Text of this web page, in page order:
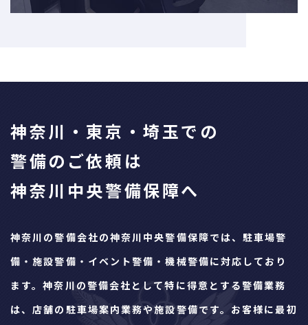
神奈川・東京・埼玉での
警備のご依頼は
神奈川中央警備保障へ
神奈川の警備会社の神奈川中央警備保障では、駐車場警
備・施設警備・イベント警備・機械警備に対応しており
ます。神奈川の警備会社として特に得意とする警備業務
は、店舗の駐車場案内業務や施設警備です。お客様に最初